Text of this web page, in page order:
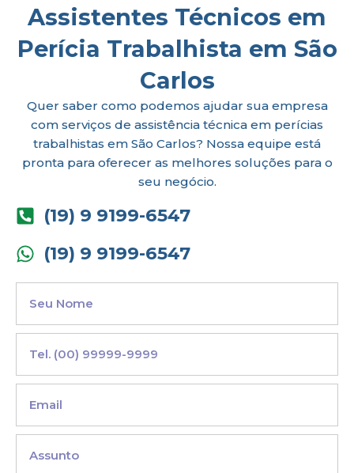
Assistentes Técnicos em
Perícia Trabalhista em São
Carlos
Quer saber como podemos ajudar sua empresa
com serviços de assistência técnica em perícias
trabalhistas em São Carlos? Nossa equipe está
pronta para oferecer as melhores soluções para o
seu negócio.
(19) 9 9199-6547
(19) 9 9199-6547